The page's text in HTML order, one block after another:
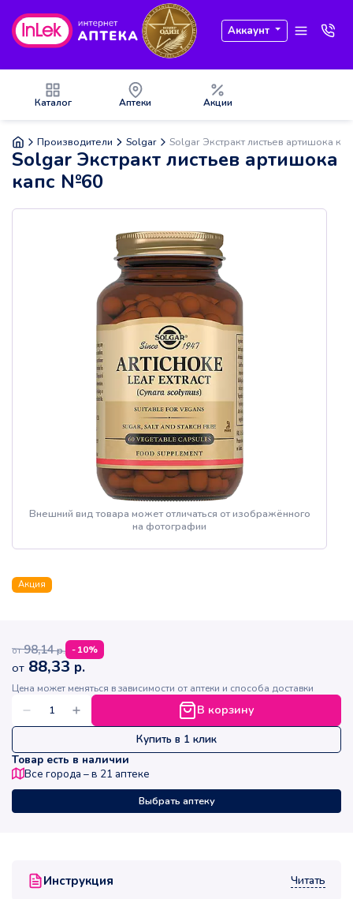
Аккаунт
Каталог Аптеки Акции
Производители Solgar Solgar Экстракт листьев артишока
Solgar Экстракт листьев артишока
капс №60
Внешний вид товара может отличаться от изображённого
на фотографии
Акция
Инструкция Читать
от 98,14р. -10%
от 88,33 р.
Цена может меняться в зависимости от аптеки и способа доставки
В корзину
Купить в 1 клик
Товар есть в наличии
Все города – в 21 аптеке
Выбрать аптеку